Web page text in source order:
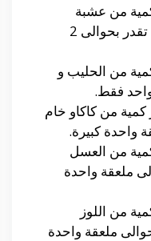
من عشبة
البكبوكة مطحونة و التى تقدر بحوالى 2
من الحليب و
فقط.
من كاكاو خام
واحدة كبيرة.
من العسل
ملعقة واحدة
من اللوز
ملعقة واحدة